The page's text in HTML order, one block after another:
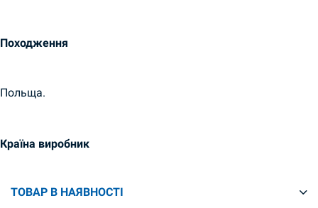
Походження
Польща.
Країна виробник
ТОВАР В НАЯВНОСТІ